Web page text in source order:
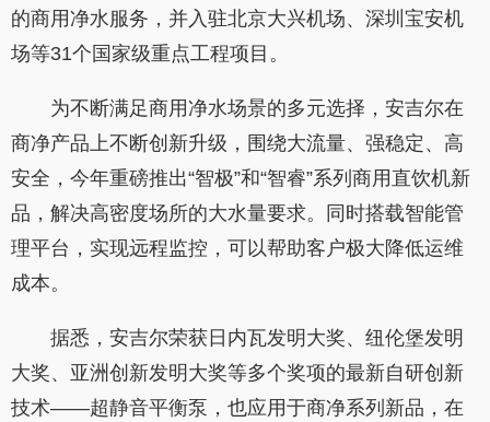
的商用净水服务，并入驻北京大兴机场、深圳宝安机
场等31个国家级重点工程项目。
为不断满足商用净水场景的多元选择，安吉尔在
商净产品上不断创新升级，围绕大流量、强稳定、高
安全，今年重磅推出“智极”和“智睿”系列商用直饮机新
品，解决高密度场所的大水量要求。同时搭载智能管
理平台，实现远程监控，可以帮助客户极大降低运维
成本。
据悉，安吉尔荣获日内瓦发明大奖、纽伦堡发明
大奖、亚洲创新发明大奖等多个奖项的最新自研创新
技术——超静音平衡泵，也应用于商净系列新品，在